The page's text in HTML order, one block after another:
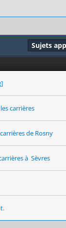
Sujets
carrières
de Rosny
à Sèvres